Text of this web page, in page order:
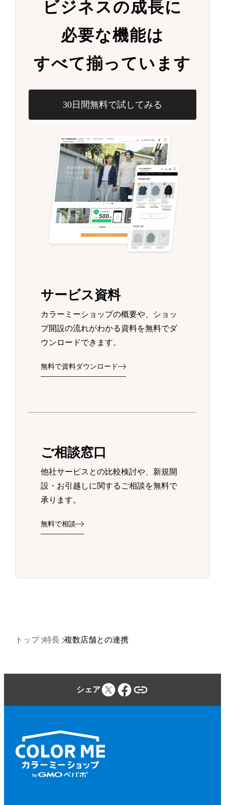
ビジネスの成長に
必要な機能は
すべて揃っています
30日間無料で試してみる
サービス資料
カラーミーショップの概要や、ショッ
プ開設の流れがわかる資料を無料でダ
ウンロードできます。
無料で資料ダウンロード
ご相談窓口
他社サービスとの比較検討や、新規開
設・お引越しに関するご相談を無料で
承ります。
無料で相談
トップ 特長 複数店舗との連携
シェア